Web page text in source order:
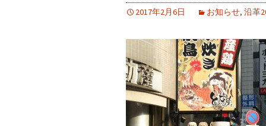
2017年2月6日 お知らせ, 沿革